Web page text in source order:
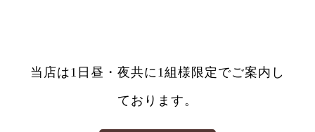
当店は1日昼・夜共に1組様限定でご案内し
ております。